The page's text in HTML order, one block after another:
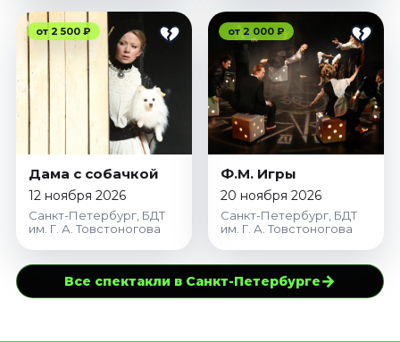
от 2 500 ₽
Дама с собачкой
12 ноября 2026
Санкт-Петербург, БДТ
им. Г. А. Товстоногова
от 2 000 ₽
Ф.М. Игры
20 ноября 2026
Санкт-Петербург, БДТ
им. Г. А. Товстоногова
Все спектакли в Санкт-Петербурге→